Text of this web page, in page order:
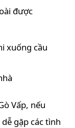
được
xuống cầu
Vấp, nếu
gặp các tình